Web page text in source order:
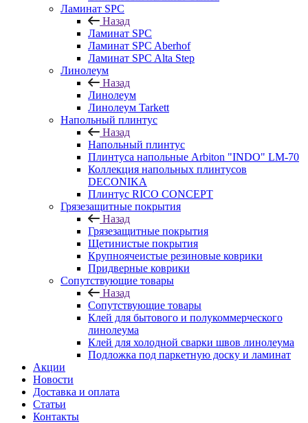
Ламинат SPC
Назад
Ламинат SPC
Ламинат SPC Aberhof
Ламинат SPC Alta Step
Линолеум
Назад
Линолеум
Линолеум Tarkett
Напольный плинтус
Назад
Напольный плинтус
Плинтуса напольные Arbiton "INDO" LM-70
Коллекция напольных плинтусов
DECONIKA
Плинтус RICO CONCEPT
Грязезащитные покрытия
Назад
Грязезащитные покрытия
Щетинистые покрытия
Крупноячеистые резиновые коврики
Придверные коврики
Сопутствующие товары
Назад
Сопутствующие товары
Клей для бытового и полукоммерческого
линолеума
Клей для холодной сварки швов линолеума
Подложка под паркетную доску и ламинат
Акции
Новости
Доставка и оплата
Статьи
Контакты